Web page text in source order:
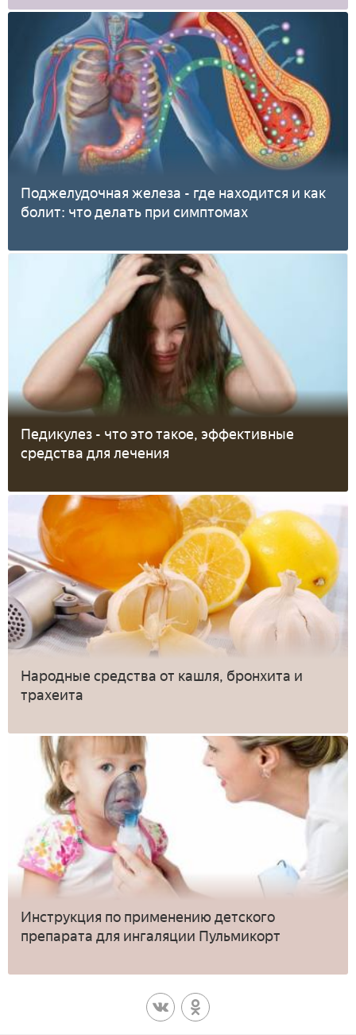
Поджелудочная железа - где находится и как
болит: что делать при симптомах
Педикулез - что это такое, эффективные
средства для лечения
Народные средства от кашля, бронхита и
трахеита
Инструкция по применению детского
препарата для ингаляции Пульмикорт